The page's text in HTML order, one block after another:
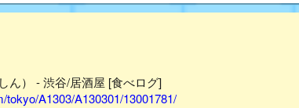
ん） - 渋谷/居酒屋 [食べログ]
tokyo/A1303/A130301/13001781/